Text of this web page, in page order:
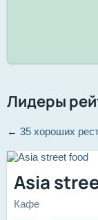
Лидеры
← 35 хороших
Asia
Кафе